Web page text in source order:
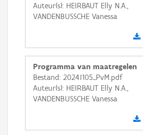
GRB-Basiskaart in grijswaarden
Auteur(s): HEIRBAUT Elly N.A.,
VANDENBUSSCHE Vanessa
Programma van maatregelen
Bestand: 2024J105_PvM.pdf
Auteur(s): HEIRBAUT Elly N.A.,
VANDENBUSSCHE Vanessa